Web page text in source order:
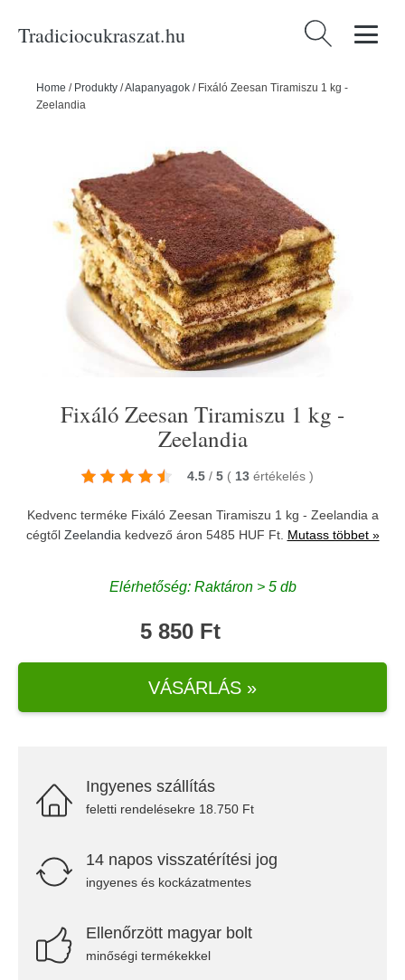
Tradiciocukraszat.hu Keresés:
Home / Produkty /Alapanyagok / Fixáló Zeesan Tiramiszu 1 kg -
Zeelandia
Fixáló Zeesan Tiramiszu 1 kg -
Zeelandia
4.5 / 5 ( 13 értékelés )
Kedvenc terméke Fixáló Zeesan Tiramiszu 1 kg - Zeelandia a
cégtől Zeelandia kedvező áron 5485 HUF Ft. Mutass többet »
Elérhetőség: Raktáron > 5 db
5 850 Ft
VÁSÁRLÁS »
Ingyenes szállítás
feletti rendelésekre 18.750 Ft
14 napos visszatérítési jog
ingyenes és kockázatmentes
Ellenőrzött magyar bolt
minőségi termékekkel